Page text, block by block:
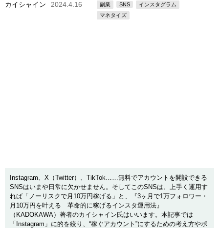
カイシャイン 2024.4.16 副業 SNS
インスタグラム
マネタイズ
Instagram、X（Twitter）、TikTok……無料でアカウントを開設できる
SNSはいまや日常に欠かせません。そしてこのSNSは、上手く運用す
れば「ノーリスクで月10万円稼げる」と、『3ヶ月で1万フォロワー・
月10万円を叶える 革命的に稼げるインスタ運用法』
（KADOKAWA）著者のカイシャイン氏はいいます。本記事では
「Instagram」に的を絞り、“稼ぐアカウント”にするための考え方やポ